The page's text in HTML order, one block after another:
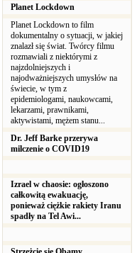
Planet Lockdown
Planet Lockdown to film
dokumentalny o sytuacji, w jakiej
znalazł się świat. Twórcy filmu
rozmawiali z niektórymi z
najzdolniejszych i
najodważniejszych umysłów na
świecie, w tym z
epidemiologami, naukowcami,
lekarzami, prawnikami,
aktywistami, mężem stanu...
Dr. Jeff Barke przerywa
milczenie o COVID19
Izrael w chaosie: ogłoszono
całkowitą ewakuację,
ponieważ ciężkie rakiety Iranu
spadły na Tel Awi...